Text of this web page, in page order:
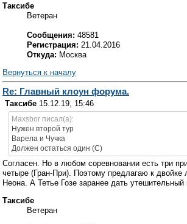
Таксибе
Ветеран
Сообщения: 48581
Регистрация: 21.04.2016
Откуда: Москва
Вернуться к началу
Re: Главный клоун форума.
Таксибе 15.12.19, 15:46
Maxsbor писал(а):
Нужен второй тур
Варела и Чучка
Должен остаться один (С)
Согласен. Но в любом соревновании есть три
четыре (Гран-При). Поэтому предлагаю к двойке
Неона. А Тетье Гозе заранее дать утешительный
Таксибе
Ветеран